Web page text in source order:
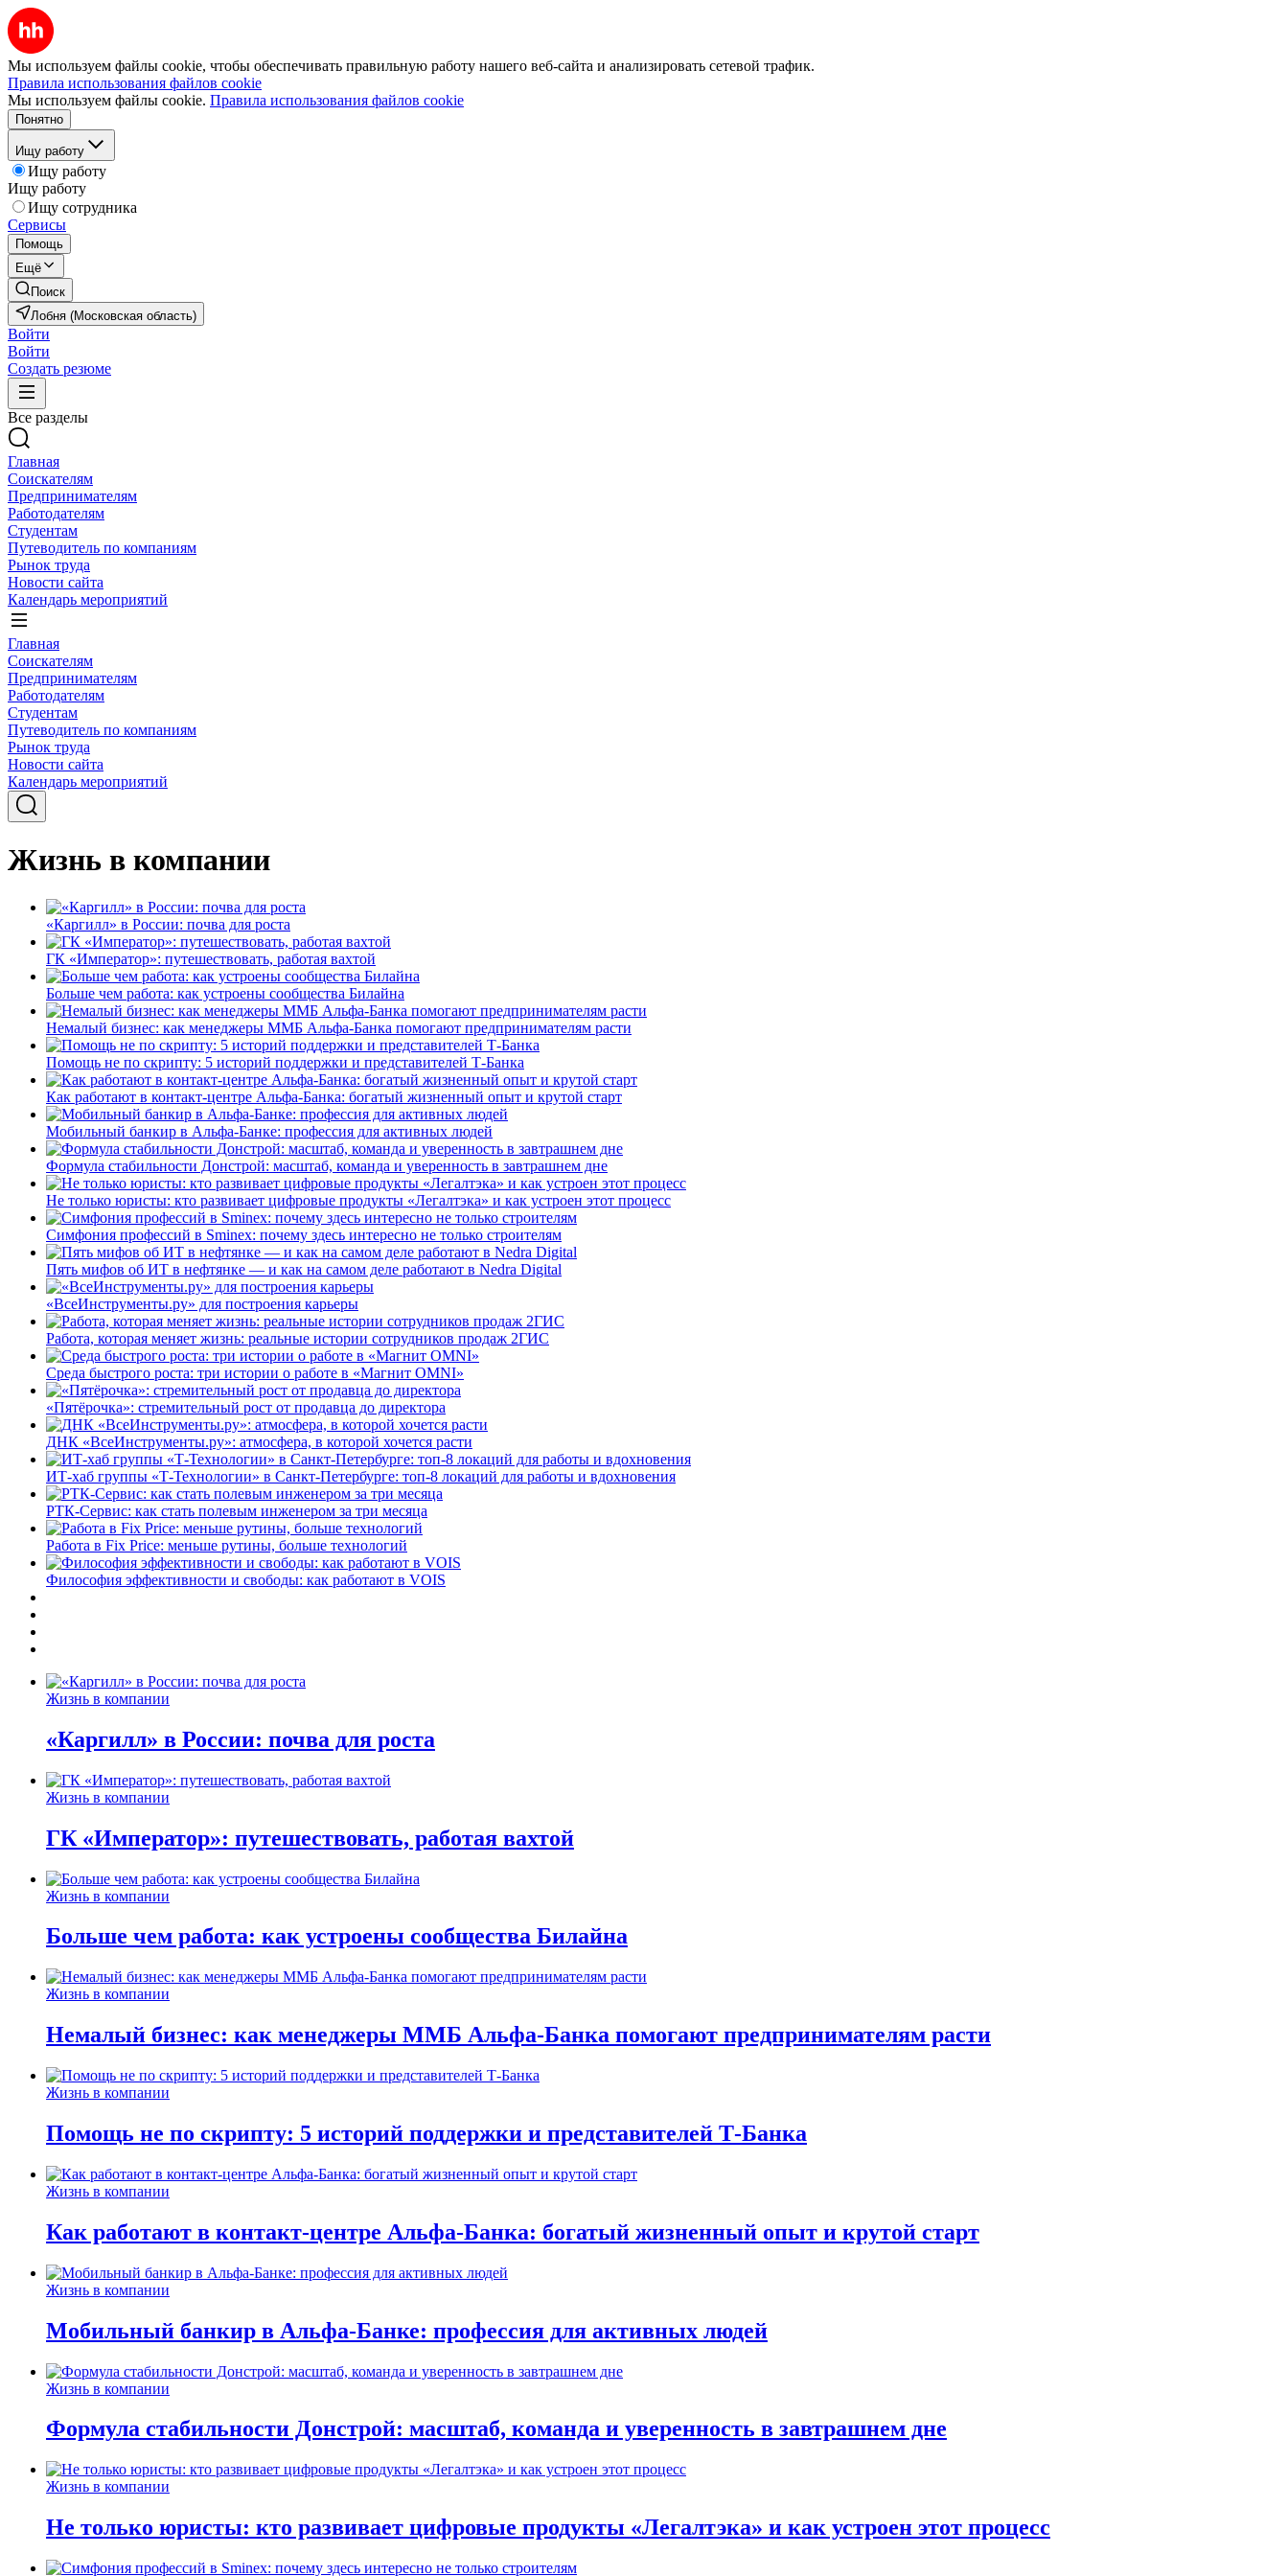
Мы используем файлы cookie, чтобы обеспечивать правильную работу нашего веб-сайта и анализировать сетевой трафик.
Правила использования файлов cookie
Мы используем файлы cookie. Правила использования файлов cookie
Понятно
Ищу работу
Ищу работу
Ищу работу
Ищу сотрудника
Сервисы
Помощь
Ещё
Поиск
Лобня (Московская область)
Войти
Войти
Создать резюме
Все разделы
Главная
Соискателям
Предпринимателям
Работодателям
Студентам
Путеводитель по компаниям
Рынок труда
Новости сайта
Календарь мероприятий
Главная
Соискателям
Предпринимателям
Работодателям
Студентам
Путеводитель по компаниям
Рынок труда
Новости сайта
Календарь мероприятий
Жизнь в компании
«Каргилл» в России: почва для роста
ГК «Император»: путешествовать, работая вахтой
Больше чем работа: как устроены сообщества Билайна
Немалый бизнес: как менеджеры ММБ Альфа-Банка помогают предпринимателям расти
Помощь не по скрипту: 5 историй поддержки и представителей Т-Банка
Как работают в контакт-центре Альфа-Банка: богатый жизненный опыт и крутой старт
Мобильный банкир в Альфа-Банке: профессия для активных людей
Формула стабильности Донстрой: масштаб, команда и уверенность в завтрашнем дне
Не только юристы: кто развивает цифровые продукты «Легалтэка» и как устроен этот процесс
Симфония профессий в Sminex: почему здесь интересно не только строителям
Пять мифов об ИТ в нефтянке — и как на самом деле работают в Nedra Digital
«ВсеИнструменты.ру» для построения карьеры
Работа, которая меняет жизнь: реальные истории сотрудников продаж 2ГИС
Среда быстрого роста: три истории о работе в «Магнит OMNI»
«Пятёрочка»: стремительный рост от продавца до директора
ДНК «ВсеИнструменты.ру»: атмосфера, в которой хочется расти
ИТ-хаб группы «Т-Технологии» в Санкт-Петербурге: топ-8 локаций для работы и вдохновения
РТК-Сервис: как стать полевым инженером за три месяца
Работа в Fix Price: меньше рутины, больше технологий
Философия эффективности и свободы: как работают в VOIS
Жизнь в компании
«Каргилл» в России: почва для роста
Жизнь в компании
ГК «Император»: путешествовать, работая вахтой
Жизнь в компании
Больше чем работа: как устроены сообщества Билайна
Жизнь в компании
Немалый бизнес: как менеджеры ММБ Альфа-Банка помогают предпринимателям расти
Жизнь в компании
Помощь не по скрипту: 5 историй поддержки и представителей Т-Банка
Жизнь в компании
Как работают в контакт-центре Альфа-Банка: богатый жизненный опыт и крутой старт
Жизнь в компании
Мобильный банкир в Альфа-Банке: профессия для активных людей
Жизнь в компании
Формула стабильности Донстрой: масштаб, команда и уверенность в завтрашнем дне
Жизнь в компании
Не только юристы: кто развивает цифровые продукты «Легалтэка» и как устроен этот процесс